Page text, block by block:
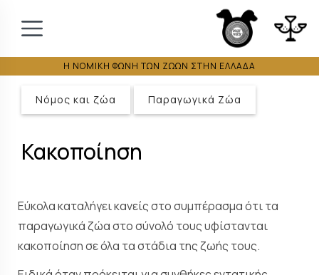
Η ΝΟΜΙΚΗ ΦΩΝΗ ΤΩΝ ΖΩΩΝ ΣΤΗΝ ΕΛΛΑΔΑ
Νόμος και ζώα Παραγωγικά Ζώα
Κακοποίηση
Εύκολα καταλήγει κανείς στο συμπέρασμα ότι τα
παραγωγικά ζώα στο σύνολό τους υφίστανται
κακοποίηση σε όλα τα στάδια της ζωής τους.